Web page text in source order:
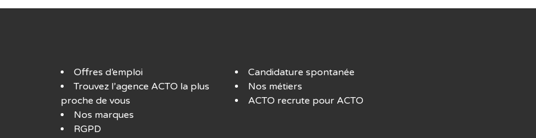
Offres d’emploi
Trouvez l’agence ACTO la plus
proche de vous
Nos marques
RGPD
Candidature spontanée
Nos métiers
ACTO recrute pour ACTO